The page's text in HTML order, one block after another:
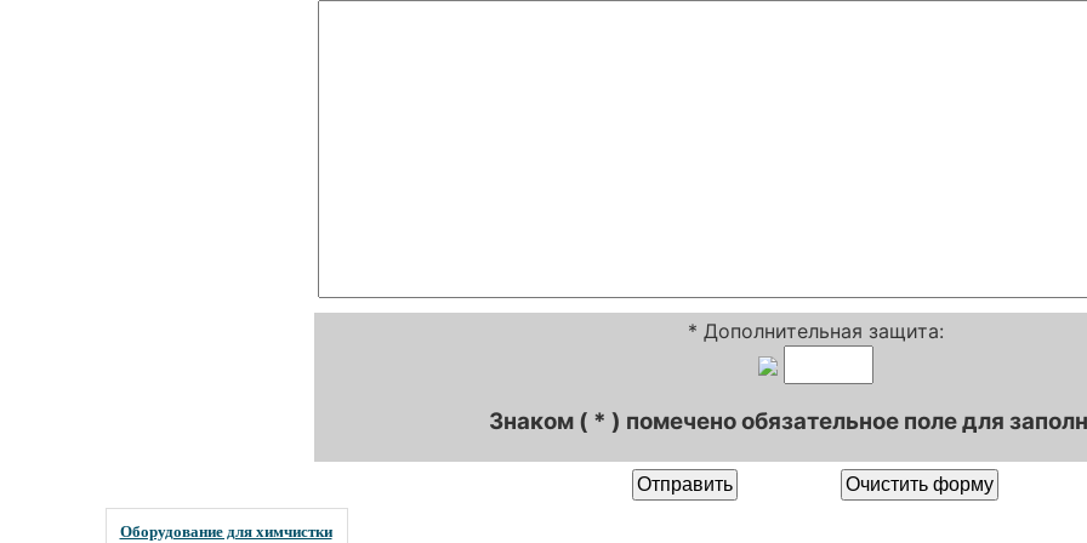
* Дополнительная защита:
Знаком ( * ) помечено обязательное поле для
Оборудование для химчистки